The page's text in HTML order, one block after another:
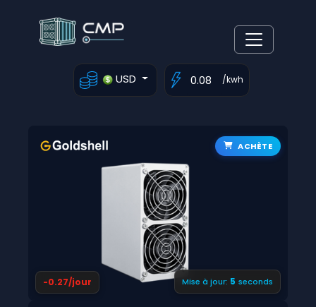
USD /kwh
ACHÈTE
-0.27/jour Mise à jour: 4 seconds